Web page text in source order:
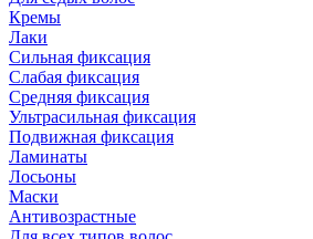
Кремы
Лаки
Сильная фиксация
Слабая фиксация
Средняя фиксация
Ультрасильная фиксация
Подвижная фиксация
Ламинаты
Лосьоны
Маски
Антивозрастные